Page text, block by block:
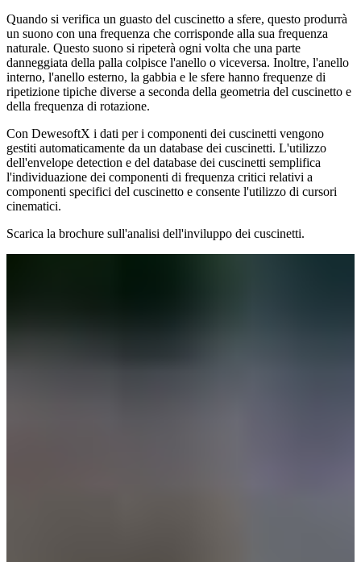
Quando si verifica un guasto del cuscinetto a sfere, questo produrrà
un suono con una frequenza che corrisponde alla sua frequenza
naturale. Questo suono si ripeterà ogni volta che una parte
danneggiata della palla colpisce l'anello o viceversa. Inoltre, l'anello
interno, l'anello esterno, la gabbia e le sfere hanno frequenze di
ripetizione tipiche diverse a seconda della geometria del cuscinetto e
della frequenza di rotazione.
Con DewesoftX i dati per i componenti dei cuscinetti vengono
gestiti automaticamente da un database dei cuscinetti. L'utilizzo
dell'envelope detection e del database dei cuscinetti semplifica
l'individuazione dei componenti di frequenza critici relativi a
componenti specifici del cuscinetto e consente l'utilizzo di cursori
cinematici.
Scarica la brochure sull'analisi dell'inviluppo dei cuscinetti​​​​​​​.